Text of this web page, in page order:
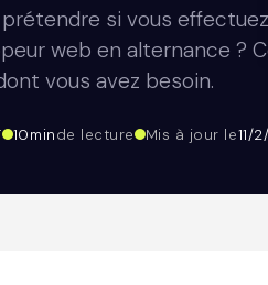
si vous
web en alternance ?
vous avez besoin.
10minde lecture Mis à jour le11/